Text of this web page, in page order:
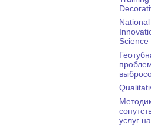
услуг